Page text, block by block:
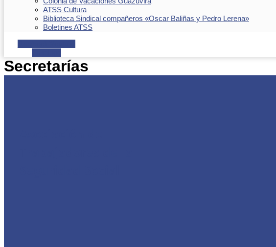
ATSS Cultura
Biblioteca Sindical compañeros «Oscar Baliñas y Pedro Lerena»
Boletines ATSS
Secretarías